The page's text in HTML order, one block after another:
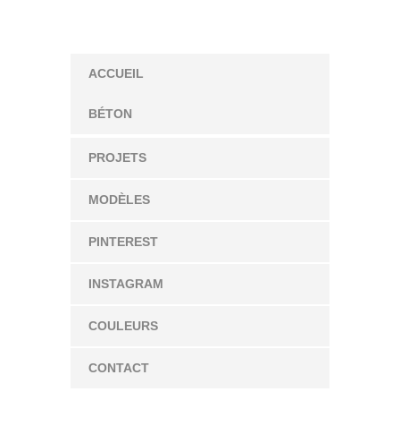
ACCUEIL
BÉTON
PROJETS
MODÈLES
PINTEREST
INSTAGRAM
COULEURS
CONTACT